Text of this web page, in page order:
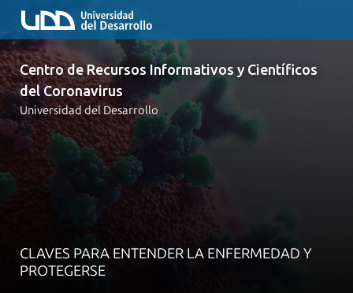
Centro de Recursos Informativos y Científicos
del Coronavirus
Universidad del Desarrollo
CLAVES PARA ENTENDER LA ENFERMEDAD Y
PROTEGERSE
Inicio
Iniciativas UDD Covid-19
Claves para entender la enfermedad
Canales oficiales de comunicación